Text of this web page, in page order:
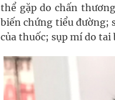
thể gặp do chấn
biến chứng tiểu đường;
của thuốc; sụp mí do